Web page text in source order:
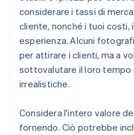
considerare i tassi di
cliente, nonché i tuoi costi,
esperienza. Alcuni
per attirare i clienti, ma a
sottovalutare il loro
irrealistiche.
Considera l'intero valore
fornendo. Ciò potrebbe